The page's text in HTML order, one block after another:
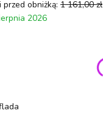
obniżką: 1 161,00 zł
2026